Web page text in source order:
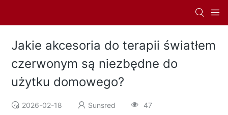
Jakie akcesoria do terapii światłem
czerwonym są niezbędne do
użytku domowego?
2026-02-18 Sunsred 47